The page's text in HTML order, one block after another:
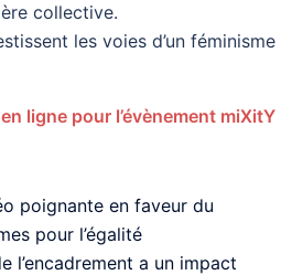
collective.
les voies d’un féminisme
ligne pour l’évènement miXitY
poignante en faveur du
pour l’égalité
l’encadrement a un impact